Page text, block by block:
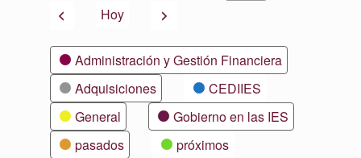
AnteriorHoy Siguiente
CategoríasAdministración y Gestión Financiera
Adquisiciones
CEDIIES
General
Gobierno en las IES
pasados
próximos